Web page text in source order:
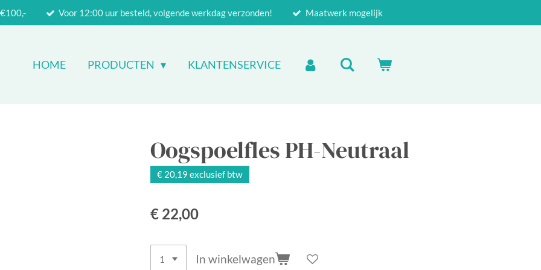
Voor 12:00 uur besteld, volgende werkdag verzonden! Maatwerk mogelijk
HOME PRODUCTEN KLANTENSERVICE
Oogspoelfles PH-Neutraal
€ 20,19 exclusief btw
€ 22,00
In winkelwagen